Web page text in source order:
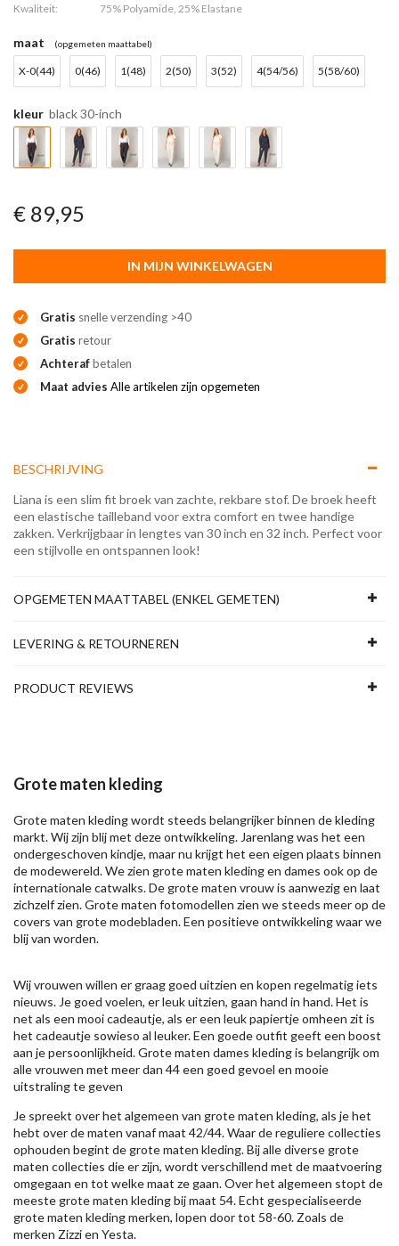
Kwaliteit:
75% Polyamide, 25% Elastane
maat (opgemeten maattabel)
X-0(44) 0(46) 1(48) 2(50) 3(52) 4(54/56) 5(58/60)
kleur black 30-inch
€ 89,95
IN MIJN WINKELWAGEN
Gratis snelle verzending >40
Gratis retour
Achterafbetalen
Maat advies Alle artikelen zijn opgemeten
BESCHRIJVING
Liana is een slim fit broek van zachte, rekbare stof. De broek heeft
een elastische tailleband voor extra comfort en twee handige
zakken. Verkrijgbaar in lengtes van 30 inch en 32 inch. Perfect voor
een stijlvolle en ontspannen look!
OPGEMETEN MAATTABEL (ENKEL GEMETEN)
LEVERING & RETOURNEREN
PRODUCT REVIEWS
Grote maten kleding
Grote maten kleding wordt steeds belangrijker binnen de kleding
markt. Wij zijn blij met deze ontwikkeling. Jarenlang was het een
ondergeschoven kindje, maar nu krijgt het een eigen plaats binnen
de modewereld. We zien grote maten kleding en dames ook op de
internationale catwalks. De grote maten vrouw is aanwezig en laat
zichzelf zien. Grote maten fotomodellen zien we steeds meer op de
covers van grote modebladen. Een positieve ontwikkeling waar we
blij van worden.
Wij vrouwen willen er graag goed uitzien en kopen regelmatig iets
nieuws. Je goed voelen, er leuk uitzien, gaan hand in hand. Het is
net als een mooi cadeautje, als er een leuk papiertje omheen zit is
het cadeautje sowieso al leuker. Een goede outfit geeft een boost
aan je persoonlijkheid. Grote maten dames kleding is belangrijk om
alle vrouwen met meer dan 44 een goed gevoel en mooie
uitstraling te geven
Je spreekt over het algemeen van grote maten kleding, als je het
hebt over de maten vanaf maat 42/44. Waar de reguliere collecties
ophouden begint de grote maten kleding. Bij alle diverse grote
maten collecties die er zijn, wordt verschillend met de maatvoering
omgegaan en tot welke maat ze gaan. Over het algemeen stopt de
meeste grote maten kleding bij maat 54. Echt gespecialiseerde
grote maten kleding merken, lopen door tot 58-60. Zoals de
merken Zizzien Yesta.